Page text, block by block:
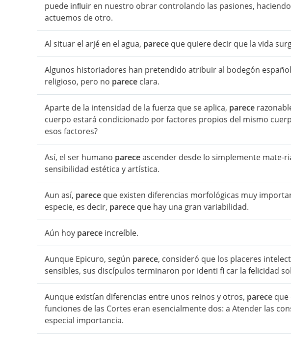
puede inﬂuir en nuestro obrar controlando las pasiones,
actuemos de otro.
Al situar el arjé en el agua, parece que quiere decir que la vida
Algunos historiadores han pretendido atribuir al bodegón
religioso, pero no parece clara.
Aparte de la intensidad de la fuerza que se aplica, parece
cuerpo estará condicionado por factores propios del mismo
esos factores?
Así, el ser humano pareceascender desde lo simplemente mate-
sensibilidad estética y artística.
Aun así, parece que existen diferencias morfológicas muy
especie, es decir, parece que hay una gran variabilidad.
Aún hoy parece increíble.
Aunque Epicuro, según parece, consideró que los placeres
sensibles, sus discípulos terminaron por identi fi car la felicidad
Aunque existían diferencias entre unos reinos y otros, parece
funciones de las Cortes eran esencialmente dos: a Atender las
especial importancia.